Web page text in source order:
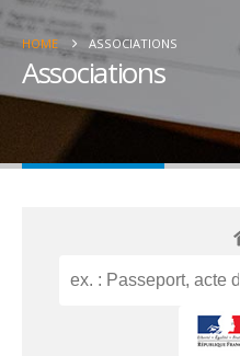
HOME ASSOCIATIONS
Associations